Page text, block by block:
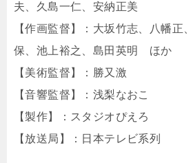
夫、久島一仁、安納正美
【作画監督】：大坂竹志、八幡正
保、池上裕之、島田英明 ほか
【美術監督】：勝又激
【音響監督】：浅梨なおこ
【製作】：スタジオぴえろ
【放送局】：日本テレビ系列